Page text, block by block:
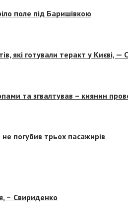
поле під Баришівкою
які готували теракт у Києві, —
та згвалтував – киянин
погубив трьох пасажирів
– Свириденко